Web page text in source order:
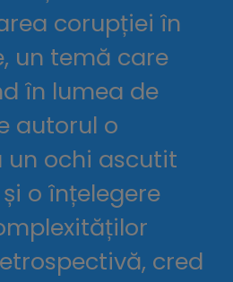
corupției în
un temă care
în lumea de
autorul o
un ochi ascutit
o înțelegere
cred